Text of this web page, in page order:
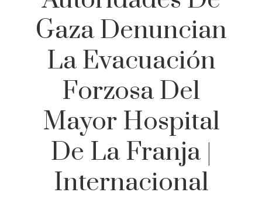
Gaza Denuncian
La Evacuación
Forzosa Del
Mayor Hospital
De La Franja |
Internacional